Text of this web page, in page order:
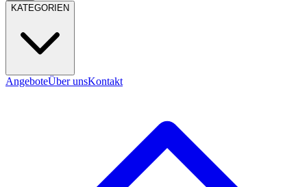
KATEGORIEN
AngeboteÜber unsKontakt